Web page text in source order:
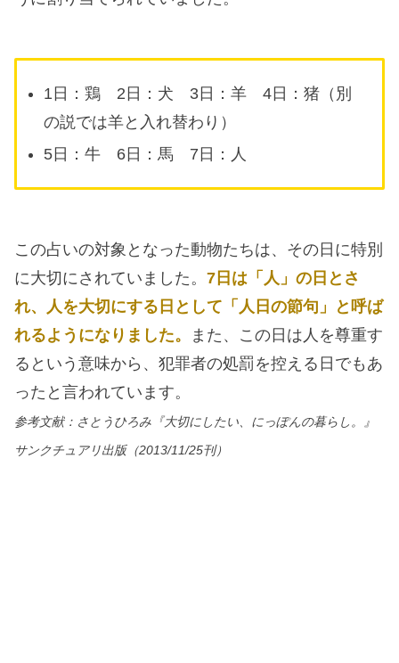
1日：鶏 2日：犬 3日：羊 4日：猪（別
の説では羊と入れ替わり）
5日：牛 6日：馬 7日：人
この占いの対象となった動物たちは、その日に特別
に大切にされていました。 7日は「人」の日とさ
れ、人を大切にする日として「人日の節句」と呼ば
れるようになりました。
また、この日は人を尊重す
るという意味から、犯罪者の処罰を控える日でもあ
ったと言われています。
参考文献：さとうひろみ『大切にしたい、にっぽんの暮らし。』
サンクチュアリ出版（2013/11/25刊）